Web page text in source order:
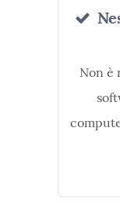
Non è